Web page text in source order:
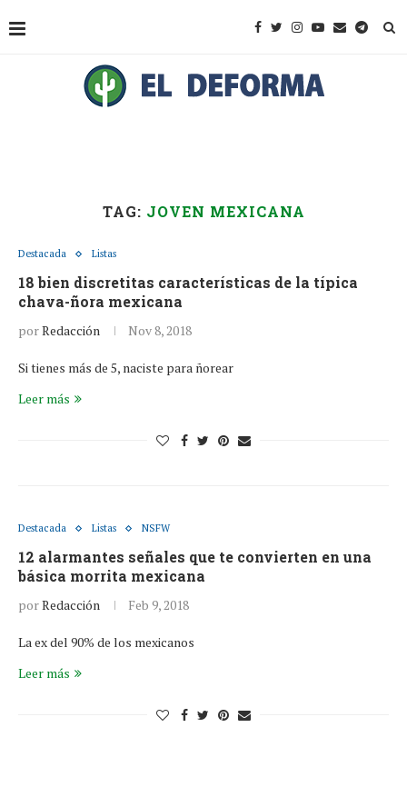
TAG: JOVEN MEXICANA
Destacada Listas
18 bien discretitas características de la típica
chava-ñora mexicana
porRedacción Nov 8, 2018
Si tienes más de 5, naciste para ñorear
Leer más
Destacada Listas NSFW
12 alarmantes señales que te convierten en una
básica morrita mexicana
porRedacción Feb 9, 2018
La ex del 90% de los mexicanos
Leer más